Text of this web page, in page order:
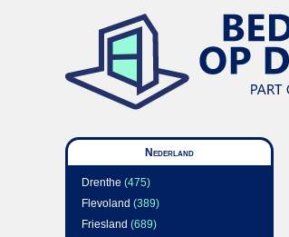
Nederland
Drenthe (475)
Flevoland (389)
Friesland (689)